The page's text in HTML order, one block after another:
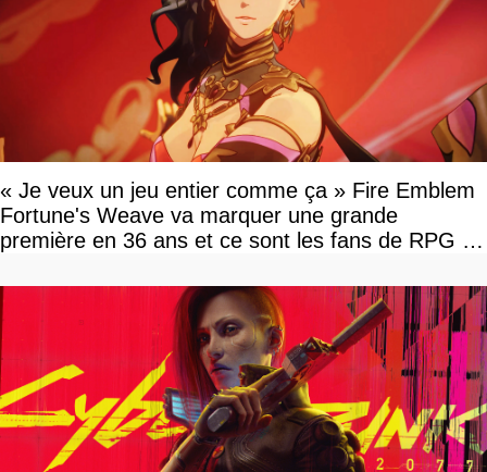
« Je veux un jeu entier comme ça » Fire Emblem
Fortune's Weave va marquer une grande
première en 36 ans et ce sont les fans de RPG en